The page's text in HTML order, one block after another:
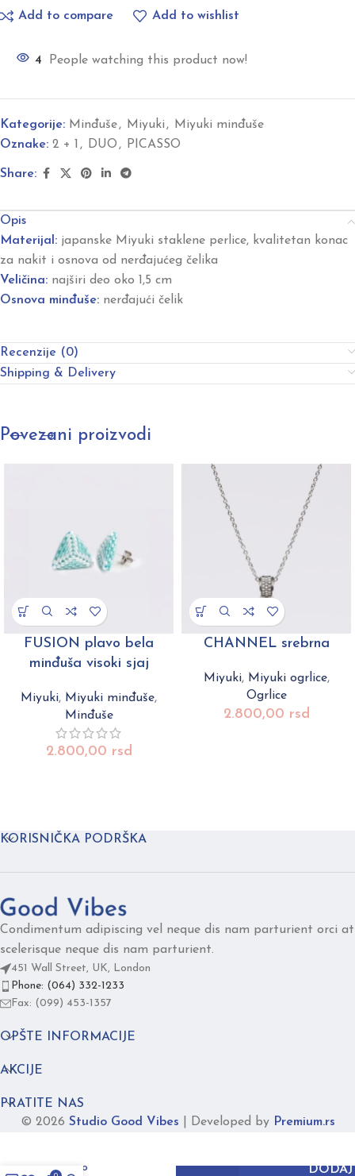
Add to compare Add to wishlist
4 People watching this product now!
Kategorije: Minđuše, Miyuki , Miyuki minđuše
Oznake: 2 + 1 , DUO , PICASSO
Share:
Opis
Materijal: japanske Miyuki staklene perlice, kvalitetan konac
za nakit i osnova od nerđajućeg čelika
Veličina: najširi deo oko 1,5 cm
Osnova minđuše: nerđajući čelik
Recenzije (0)
Shipping & Delivery
Povezani proizvodi
FUSION plavo bela
minđuša visoki sjaj
Miyuki, Miyuki minđuše,
Minđuše
2.800,00 rsd
CHANNEL srebrna
Miyuki, Miyuki ogrlice,
Ogrlice
2.800,00 rsd
KORISNIČKA PODRŠKA
Condimentum adipiscing vel neque dis nam parturient orci at
scelerisque neque dis nam parturient.
451 Wall Street, UK, London
Phone: (064) 332-1233
Fax: (099) 453-1357
OPŠTE INFORMACIJE
AKCIJE
PRATITE NAS
© 2026 Studio Good Vibes Developed by Premium.rs
picasso
DODAJ